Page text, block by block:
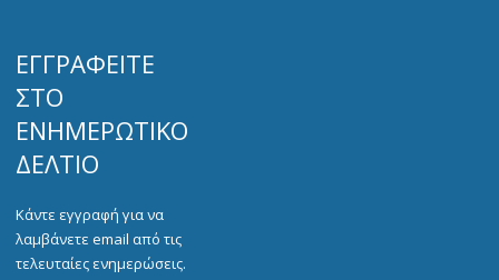
ΕΓΓΡΑΦΕΊΤΕ
ΣΤΟ
ΕΝΗΜΕΡΩΤΙΚΌ
ΔΕΛΤΊΟ
Κάντε εγγραφή για να
λαμβάνετε email από τις
τελευταίες ενημερώσεις.